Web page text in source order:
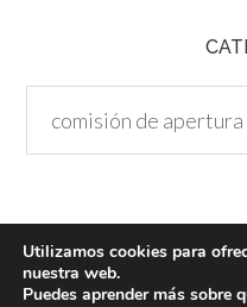
Utilizamos cookies para
nuestra web.
Puedes aprender más sobre